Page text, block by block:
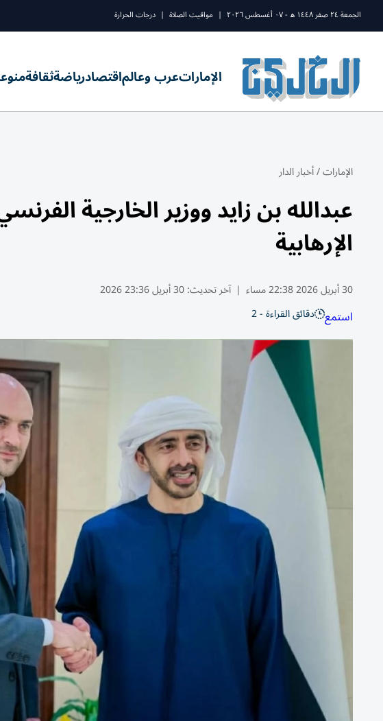
الجمعة ٢٤ صفر ١٤٤٨ ه - ٠٧ أغسطس ٢٠٢٦ | مواقيت الصلاة | درجات الحرارة
الإماراتعرب وعالماقتصادرياضةثقافة
الإمارات/أخبار الدار
عبدالله بن زايد ووزير الخارجية
الإرهابية
30 أبريل 2026 22:38 مساء | آخر تحديث:30 أبريل 23:36 2026
استمع دقائق القراءة - 2